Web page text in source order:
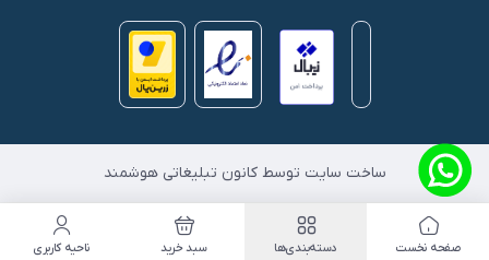
ساخت سایت توسط کانون تبلیغاتی هوشمند
صفحه نخست دسته‌بندی‌ها سبد خرید ناحیه کاربری